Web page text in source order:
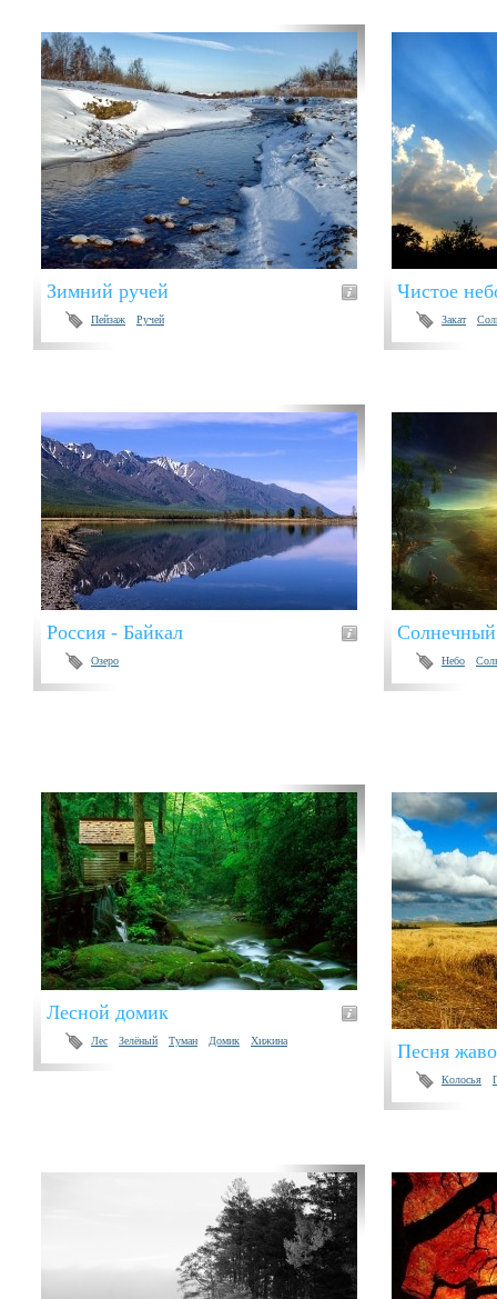
Зимний ручей
Пейзаж Ручей
Чистое
Закат
Россия - Байкал
Озеро
Солнечный
Небо
Лесной домик
Лес Зелёный Туман Домик Хижина Песня
Колосья